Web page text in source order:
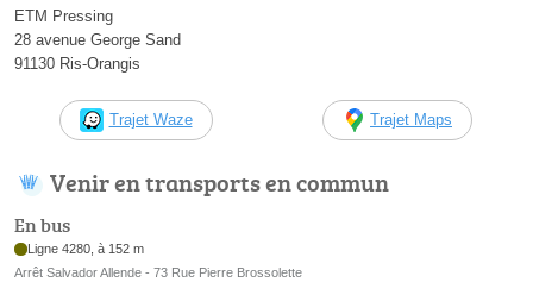
ETM Pressing
28 avenue George Sand
91130 Ris-Orangis
Trajet Waze Trajet Maps
Venir en transports en commun
En bus
Ligne 4280, à 152 m
Arrêt Salvador Allende - 73 Rue Pierre Brossolette